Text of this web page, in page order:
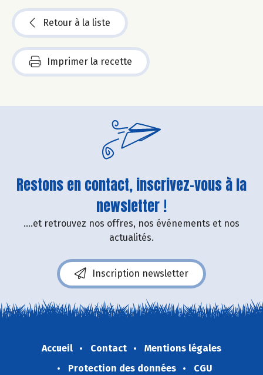
Retour à la liste
Imprimer la recette
Restons en contact, inscrivez-vous à la
newsletter !
....et retrouvez nos offres, nos événements et nos
actualités.
Inscription newsletter
Accueil Contact
Mentions légales
Protection des données
CGU